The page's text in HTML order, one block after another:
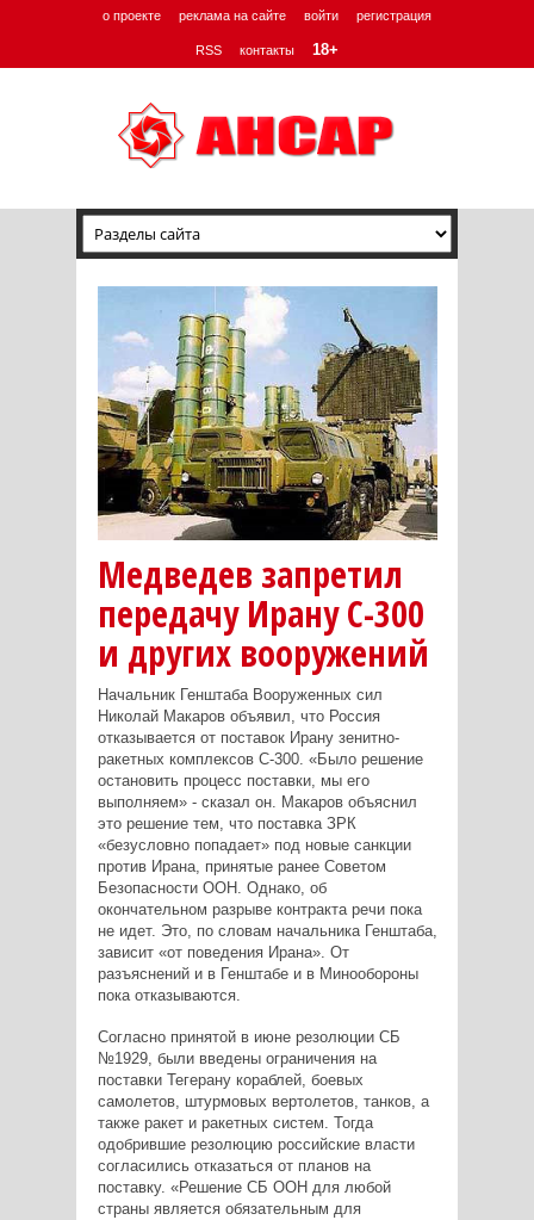
о проекте реклама на сайте войти регистрация
RSS контакты 18+
Медведев запретил
передачу Ирану С-300
и других вооружений
Начальник Генштаба Вооруженных сил
Николай Макаров объявил, что Россия
отказывается от поставок Ирану зенитно-
ракетных комплексов С-300. «Было решение
остановить процесс поставки, мы его
выполняем» - сказал он. Макаров объяснил
это решение тем, что поставка ЗРК
«безусловно попадает» под новые санкции
против Ирана, принятые ранее Советом
Безопасности ООН. Однако, об
окончательном разрыве контракта речи пока
не идет. Это, по словам начальника Генштаба,
зависит «от поведения Ирана». От
разъяснений и в Генштабе и в Минообороны
пока отказываются.
Согласно принятой в июне резолюции СБ
№1929, были введены ограничения на
поставки Тегерану кораблей, боевых
самолетов, штурмовых вертолетов, танков, а
также ракет и ракетных систем. Тогда
одобрившие резолюцию российские власти
согласились отказаться от планов на
поставку. «Решение СБ ООН для любой
страны является обязательным для